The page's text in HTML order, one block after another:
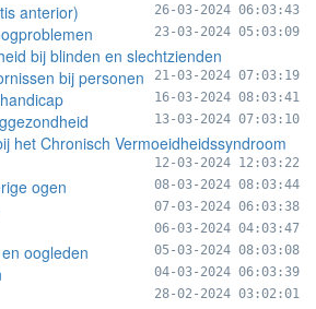
anterior) 26-03-2024 06:03:43
23-03-2024 05:03:09
bij blinden en slechtzienden
21-03-2024 07:03:19
bij personen
16-03-2024 08:03:41
13-03-2024 07:03:10
het Chronisch Vermoeidheidssyndroom
12-03-2024 12:03:22
ogen 08-03-2024 08:03:44
07-03-2024 06:03:38
06-03-2024 04:03:47
oogleden 05-03-2024 08:03:08
04-03-2024 06:03:39
28-02-2024 03:02:01